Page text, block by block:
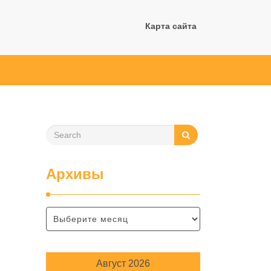
Карта сайта
Архивы
Август 2026